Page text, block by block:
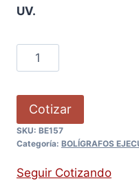
UV.
Cotizar
SKU: BE157
Categoría: BOLÍGRAFOS
Seguir Cotizando